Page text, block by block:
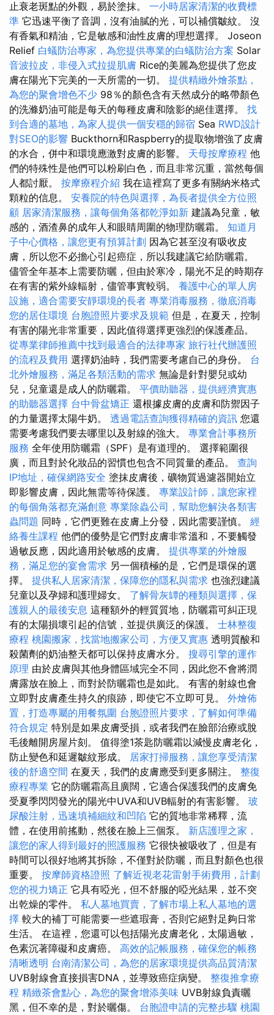
止衰老斑點的外觀，易於塗抹。 一小時居家清潔的收費標
準 它迅速平衡了音調，沒有油膩的光，可以補償皺紋。 沒
有香氣和精油，它是敏感和油性皮膚的理想選擇。 Joseon
Relief 白蟻防治專家，為您提供專業的白蟻防治方案 Solar
音波拉皮，非侵入式拉提肌膚 Rice的美麗為您提供了您皮
膚在陽光下完美的一天所需的一切。 提供精緻外燴茶點，
為您的聚會增色不少 98％的顏色含有天然成分的略帶顏色
的洗滌奶油可能是每天的每種皮膚和陰影的絕佳選擇。 找
到合適的墓地，為家人提供一個安穩的歸宿 Sea RWD設計
對SEO的影響 Buckthorn和Raspberry的提取物增強了皮膚
的水合，併中和環境應激對皮膚的影響。 天母按摩療程 他
們的特殊性是他們可以粉刷白色，而且非常沉重，當然每個
人都討厭。 按摩療程介紹 我在這裡寫了更多有關納米格式
顆粒的信息。 安養院的特色與選擇，為長者提供全方位照
顧 居家清潔服務，讓每個角落都乾淨如新 建議為兒童，敏
感的，酒渣鼻的成年人和眼睛周圍的物理防曬霜。 知道月
子中心價格，讓您更有預算計劃 因為它甚至沒有吸收皮
膚，所以您不必擔心引起癌症，所以我建議它給防曬霜。
儘管全年基本上需要防曬，但由於寒冷，陽光不足的時期存
在有害的紫外線輻射，儘管事實較弱。 養護中心的單人房
設施，適合需要安靜環境的長者 專業消毒服務，徹底消毒
您的居住環境 台胞證照片要求及規範 但是，在夏天，控制
有害的陽光非常重要，因此值得選擇更強烈的保護產品。
從專業律師推薦中找到最適合的法律專家 旅行社代辦護照
的流程及費用 選擇奶油時，我們需要考慮自己的身份。 台
北外燴服務，滿足各類活動的需求 無論是針對嬰兒或幼
兒，兒童還是成人的防曬霜。 平價助聽器，提供經濟實惠
的助聽器選擇 台中骨盆矯正 還根據皮膚的皮膚和防禦因子
的力量選擇太陽牛奶。 透過電話查詢獲得精確的資訊 您還
需要考慮我們要去哪里以及射線的強大。 專業會計事務所
服務 全年使用防曬霜（SPF）是有道理的。 選擇範圍很
廣，而且對於化妝品的習慣也包含不同質量的產品。 查詢
IP地址，確保網路安全 塗抹皮膚後，礦物質過濾器開始立
即影響皮膚，因此無需等待保護。 專業設計師，讓您家裡
的每個角落都充滿創意 專業除蟲公司，幫助您解決各類害
蟲問題 同時，它們更難在皮膚上分發，因此需要謹慎。 經
絡養生課程 他們的優勢是它們對皮膚非常溫和，不要觸發
過敏反應，因此適用於敏感的皮膚。 提供專業的外燴服
務，滿足您的宴會需求 另一個積極的是，它們是環保的選
擇。 提供私人居家清潔，保障您的隱私與需求 也強烈建議
兒童以及孕婦和護理婦女。 了解骨灰罈的種類與選擇，保
護親人的最後安息 這種額外的輕質質地，防曬霜可糾正現
有的太陽損壞引起的信號，並提供廣泛的保護。 士林整復
療程 桃園搬家，找當地搬家公司，方便又實惠 透明質酸和
殺菌劑的奶油整天都可以保持皮膚水分。 搜尋引擎的運作
原理 由於皮膚與其他身體區域完全不同，因此您不會將潤
膚露放在臉上，而對於防曬霜也是如此。 有害的射線也會
立即對皮膚產生持久的痕跡，即使它不立即可見。 外燴佈
置，打造專屬的用餐氛圍 台胞證照片要求，了解如何準備
符合規定 特別是如果皮膚受損，或者我們在臉部治療或脫
毛後離開房屋片刻。 值得塗1茶匙防曬霜以減慢皮膚老化，
防止變色和延遲皺紋形成。 居家打掃服務，讓您享受清潔
後的舒適空間 在夏天，我們的皮膚應受到更多關注。 整復
療程專業 它的防曬霜高且廣闊，它適合保護我們的皮膚免
受夏季閃閃發光的陽光中UVA和UVB輻射的有害影響。 玻
尿酸注射，迅速填補細紋和凹陷 它的質地非常稀釋，流
體，在使用前搖動，然後在臉上三個泵。 新店護理之家，
讓您的家人得到最好的照護服務 它很快被吸收了，但是有
時間可以很好地將其拆除，不僅對於防曬，而且對顏色也很
重要。 按摩師資格證照 了解近視老花雷射手術費用，計劃
您的視力矯正 它具有啞光，但不舒服的啞光結果，並不突
出乾燥的零件。 私人墓地買賣，了解市場上私人墓地的選
擇 較大的補丁可能需要一些遮瑕膏，否則它絕對足夠日常
生活。 在這裡，您還可以包括陽光皮膚老化，太陽過敏，
色素沉著障礙和皮膚癌。 高效的記帳服務，確保您的帳務
清晰透明 台南清潔公司，為您的居家環境提供高品質清潔
UVB射線會直接損害DNA，並導致癌症病變。 整復推拿療
程 精緻茶會點心，為您的聚會增添美味 UVB射線負責曬
黑，但不幸的是，對於曬傷。 台胞證申請的完整步驟 桃園